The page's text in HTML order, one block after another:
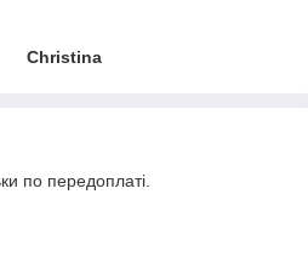
Christina
по передоплаті.